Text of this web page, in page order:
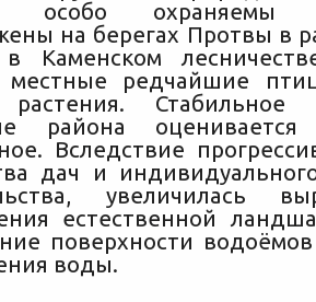
особо охраняемы
на берегах Протвы в
в Каменском
местные редчайшие
Стабильное
района
Вследствие
дач и
увеличилась
естественной
поверхности
воды.